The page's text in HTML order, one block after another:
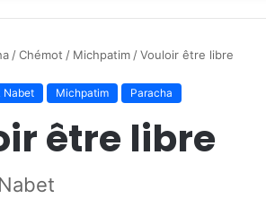
/Chémot / Michpatim /Vouloir être libre
Nabet Michpatim Paracha
être libre